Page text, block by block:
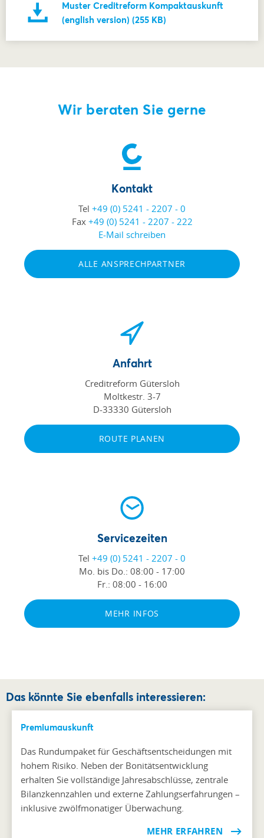
Muster Creditreform Kompaktauskunft
(english version) (255 KB)
Wir beraten Sie gerne
Kontakt
Tel +49 (0) 5241 - 2207 - 0
Fax +49 (0) 5241 - 2207 - 222
E-Mail schreiben
ALLE ANSPRECHPARTNER
Anfahrt
Creditreform Gütersloh
Moltkestr. 3-7
D-33330 Gütersloh
ROUTE PLANEN
Servicezeiten
Tel +49 (0) 5241 - 2207 - 0
Mo. bis Do.: 08:00 - 17:00
Fr.: 08:00 - 16:00
MEHR INFOS
Das könnte Sie ebenfalls interessieren:
Premiumauskunft
Das Rundumpaket für Geschäftsentscheidungen mit
hohem Risiko. Neben der Bonitätsentwicklung
erhalten Sie vollständige Jahresabschlüsse, zentrale
Bilanzkennzahlen und externe Zahlungserfahrungen –
inklusive zwölfmonatiger Überwachung.
MEHR ERFAHREN